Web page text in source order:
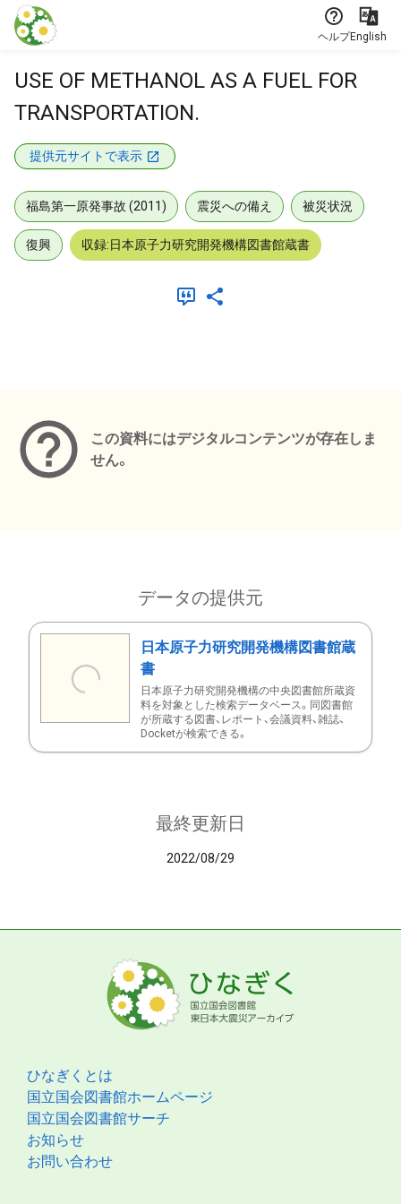
本文に飛ぶ
ヘルプEnglish
USE OF METHANOL AS A FUEL FOR
TRANSPORTATION.
提供元サイトで表示
福島第一原発事故 (2011) 震災への備え 被災状況
復興 収録:日本原子力研究開発機構図書館蔵書
この資料にはデジタルコンテンツが存在しま
せん。
データの提供元
日本原子力研究開発機構図書館蔵
書
日本原子力研究開発機構の中央図書館所蔵資
料を対象とした検索データベース。同図書館
が所蔵する図書、レポート、会議資料、雑誌、
Docketが検索できる。
最終更新日
2022/08/29
ひなぎくとは
国立国会図書館ホームページ
国立国会図書館サーチ
お知らせ
お問い合わせ